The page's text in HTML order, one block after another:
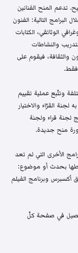
تدعم المنح الفنانين
البرامج التالية: الفنون
الوثائقي، الكتابات
والنشاطات
والثقافة، فيقوم على
فقط.
المختلفة وتتّبع عملية تقييم
لجنة القرّاء والاختيار
لجنة قراء ولجنة
منح جديدة.
الأخرى التي لم تعد
بحدث أو موضوع:
أكسبرس وبرنامج الفيلم
في صفحة كلّ